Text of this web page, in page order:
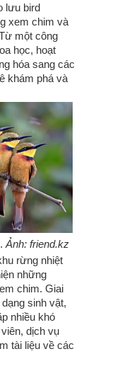
lưu bird
xem chim và
một công
học, hoạt
hóa sang các
khám phá và
Ảnh: friend.kz
rừng nhiệt
những
chim. Giai
sinh vật,
nhiều khó
dịch vụ
tài liệu về các